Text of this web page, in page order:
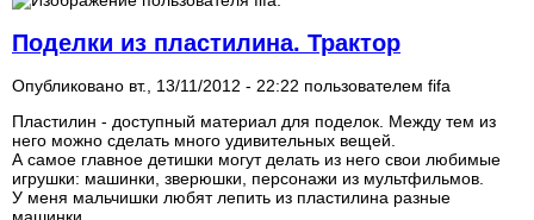
Поделки из пластилина. Трактор
Опубликовано вт., 13/11/2012 - 22:22 пользователем fifa
Пластилин - доступный материал для поделок. Между тем из
него можно сделать много удивительных вещей.
А самое главное детишки могут делать из него свои любимые
игрушки: машинки, зверюшки, персонажи из мультфильмов.
У меня мальчишки любят лепить из пластилина разные